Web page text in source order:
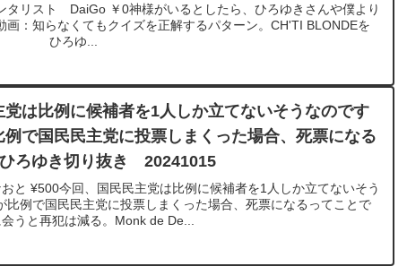
タリスト DaiGo ￥0神様がいるとしたら、ひろゆきさんや僕より
画：知らなくてもクイズを正解するパターン。CH'TI BLONDEを
J21 ひろゆ...
党は比例に候補者を1人しか立てないそうなのです
で国民民主党に投票しまくった場合、死票になる
ろゆき切り抜き 20241015
おと ¥500今回、国民民主党は比例に候補者を1人しか立てないそう
比例で国民民主党に投票しまくった場合、死票になるってことで
うと再犯は減る。Monk de De...